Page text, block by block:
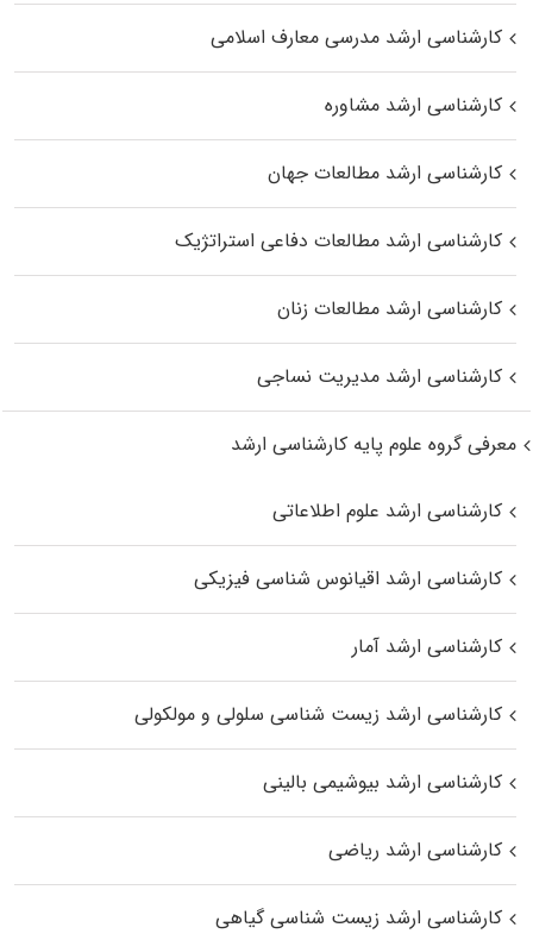
کارشناسی ارشد مدرسی معارف اسلامی
کارشناسی ارشد مشاوره
کارشناسی ارشد مطالعات جهان
کارشناسی ارشد مطالعات دفاعی استراتژیک
کارشناسی ارشد مطالعات زنان
کارشناسی ارشد مدیریت نساجی
معرفی گروه علوم پایه کارشناسی ارشد
کارشناسی ارشد علوم اطلاعاتی
کارشناسی ارشد اقیانوس‌ شناسی فیزیکی
کارشناسی ارشد آمار
کارشناسی ارشد زیست شناسی سلولی و مولکولی
کارشناسی ارشد بیوشیمی بالینی
کارشناسی ارشد ریاضی
کارشناسی ارشد زیست‌ شناسی گیاهی